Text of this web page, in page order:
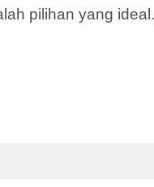
pilihan yang